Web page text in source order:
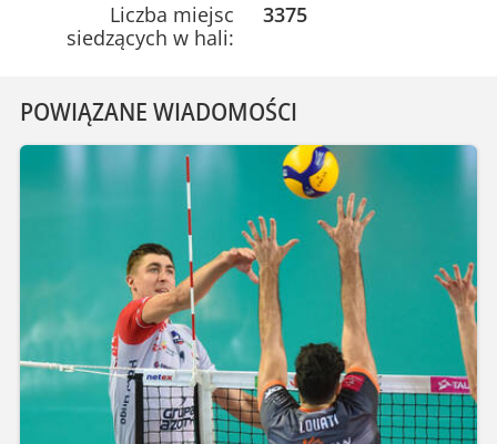
Liczba miejsc
siedzących w hali:
3375
POWIĄZANE WIADOMOŚCI